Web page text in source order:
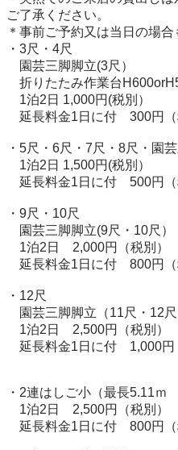
ご了承ください。
＊事前ご予約又は当日の場
・3尺・4尺
園芸三脚脚立(3尺）
折りたたみ作業台
1泊2日 1,000円(税別）
延長料金1日に付　300円（
・5尺・6尺・7尺・8尺・園
1泊2日 1,500円(税別）
延長料金1日に付　500円（
・9尺・10尺
園芸三脚脚立(9尺・10尺）
1泊2日　2,000円（税別）
延長料金1日に付　800円（
・12尺
園芸三脚脚立（11尺・12尺
1泊2日　2,500円（税別）
延長料金1日に付　1,000円
・2連はしご小（最長5.11ｍ
1泊2日　2,500円（税別）
延長料金1日に付　800円（